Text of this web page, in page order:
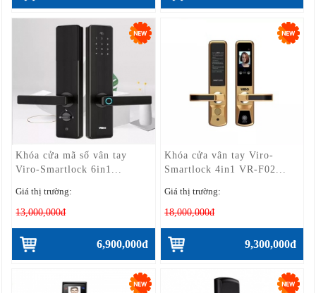
Khóa cửa mã số vân tay
Viro-Smartlock 6in1...
Giá thị trường:
13,000,000đ
6,900,000đ
Khóa cửa vân tay Viro-
Smartlock 4in1 VR-F02...
Giá thị trường:
18,000,000đ
9,300,000đ